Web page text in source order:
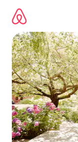
contenido